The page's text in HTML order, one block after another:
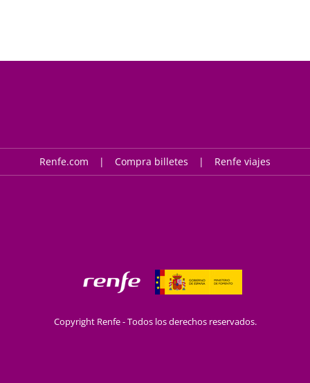
Renfe.com Compra billetes Renfe viajes
Copyright Renfe - Todos los derechos reservados.